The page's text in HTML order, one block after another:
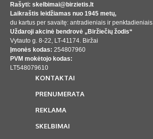
Rašyti: skelbimai@birzietis.lt
Laikraštis leidžiamas nuo 1945 metų,
du kartus per savaitę: antradieniais ir penktadieniais.
Uždaroji akcinė bendrovė „Biržiečių žodis“
Vytauto g. 8-22, LT-41174. Biržai
Įmonės kodas: 254807960
PVM mokėtojo kodas:
LT548079610
KONTAKTAI
PRENUMERATA
REKLAMA
SKELBIMAI